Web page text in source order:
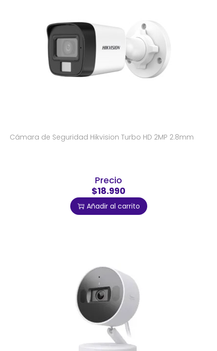
Cámara de Seguridad Hikvision Turbo HD 2MP 2.8mm
Precio
$18.990
Añadir al carrito